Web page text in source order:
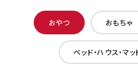
おやつ おもちゃ
ベッド・ハウス・マッ